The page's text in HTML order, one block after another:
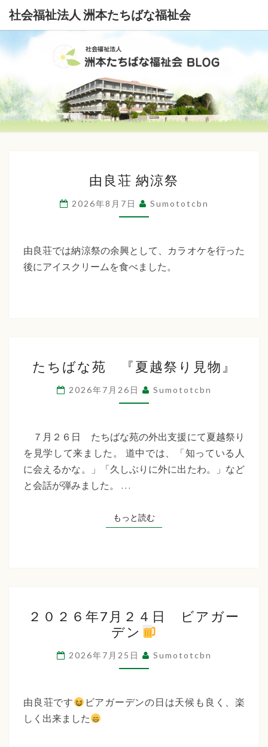
社会福祉法人 洲本たちばな福祉会
社
会
福
法
人
本
た
福
祉
会
良
荘
納
祭
由良荘 納涼祭
2026年8月7日 Sumototcbn
由良荘では納涼祭の余興として、カラオケを行った
後にアイスクリームを食べました。
ち
ば
な
『夏
越
祭
物』
たちばな苑 『夏越祭り見物』
2026年7月26日 Sumototcbn
７月２６日 たちばな苑の外出支援にて夏越祭り
を見学して来ました。 道中では、「知っている人
に会えるかな。」「久しぶりに外に出たわ。」など
と会話が弾みました。 …
もっと読むもっと読む
０
２
６
年
月
２０２６年7月２４日 ビアガー
デン
2026年7月25日 Sumototcbn
由良荘です
ビアガーデンの日は天候も良く、楽
しく出来ました